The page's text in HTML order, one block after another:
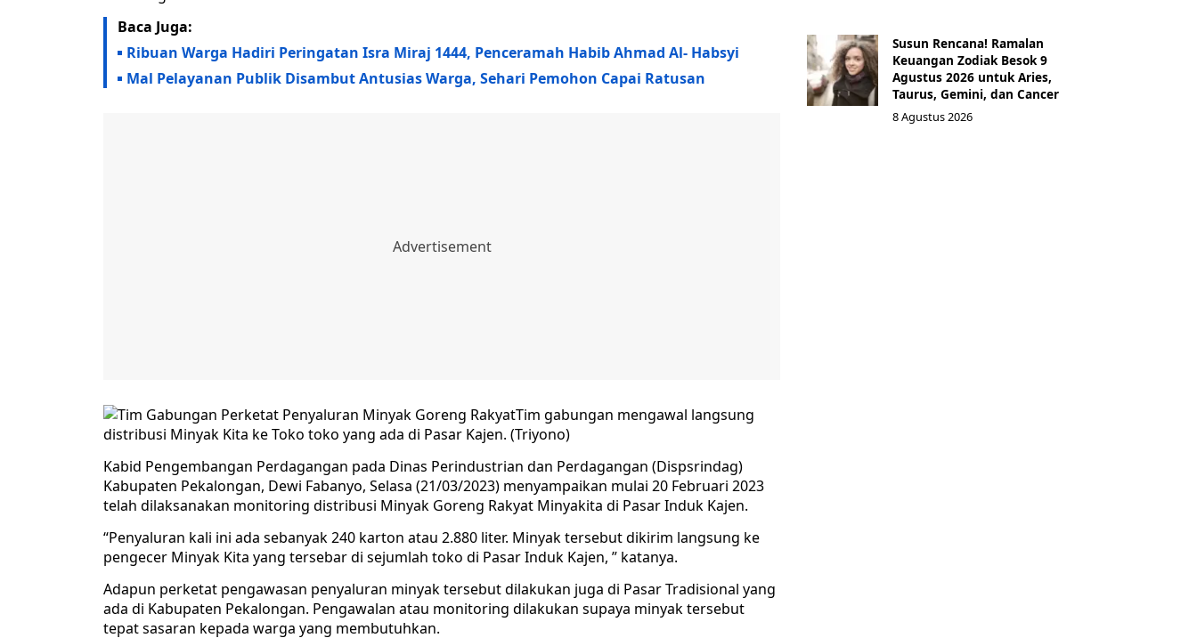
Baca Juga:
Ribuan Warga Hadiri Peringatan Isra Miraj 1444, Penceramah Habib Ahmad Al- Habsyi
Mal Pelayanan Publik Disambut Antusias Warga, Sehari Pemohon Capai Ratusan
Tim gabungan mengawal langsung
distribusi Minyak Kita ke Toko toko yang ada di Pasar Kajen. (Triyono)
Kabid Pengembangan Perdagangan pada Dinas Perindustrian dan Perdagangan (Dispsrindag)
Kabupaten Pekalongan, Dewi Fabanyo, Selasa (21/03/2023) menyampaikan mulai 20 Februari 2023
telah dilaksanakan monitoring distribusi Minyak Goreng Rakyat Minyakita di Pasar Induk Kajen.
“Penyaluran kali ini ada sebanyak 240 karton atau 2.880 liter. Minyak tersebut dikirim langsung ke
pengecer Minyak Kita yang tersebar di sejumlah toko di Pasar Induk Kajen, ” katanya.
Adapun perketat pengawasan penyaluran minyak tersebut dilakukan juga di Pasar Tradisional yang
ada di Kabupaten Pekalongan. Pengawalan atau monitoring dilakukan supaya minyak tersebut
tepat sasaran kepada warga yang membutuhkan.
Susun Rencana! Ramalan
Keuangan Zodiak Besok 9
Agustus 2026 untuk Aries,
Taurus, Gemini, dan Cancer
8 Agustus 2026